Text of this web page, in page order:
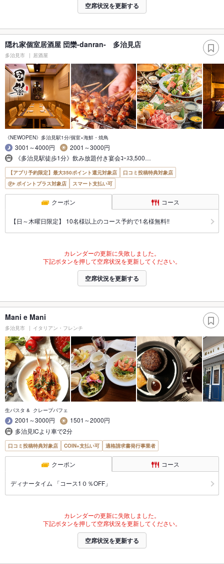
空席状況を更新する
隠れ家個室居酒屋 団欒-danran- 多治見店
多治見市 居酒屋
《NEWOPEN》多治見駅1分/個室×海鮮・焼鳥
3001～4000円
2001～3000円
《多治見駅徒歩1分》飲み放題付き宴会ｺｰｽ3,500…
【アプリ予約限定】最大350ポイント還元対象店
口コミ投稿特典対象店
ポイントプラス対象店
スマート支払い可
クーポン コース
【日～木曜日限定】 10名様以上のコース予約で1名様無料!!
カレンダーの更新に失敗しました。
下記ボタンを押して空席状況を更新してください。
空席状況を更新する
Mani e Mani
多治見市 イタリアン・フレンチ
生パスタ & クレープパフェ
2001～3000円
1501～2000円
多治見ICより車で2分
口コミ投稿特典対象店 COIN+支払い可 適格請求書発行事業者
クーポン コース
ディナータイム 「コース1０％OFF」
カレンダーの更新に失敗しました。
下記ボタンを押して空席状況を更新してください。
空席状況を更新する